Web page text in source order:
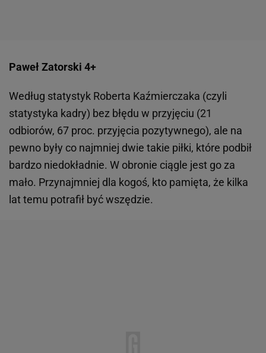
Paweł Zatorski 4+
Według statystyk Roberta Kaźmierczaka (czyli
statystyka kadry) bez błędu w przyjęciu (21
odbiorów, 67 proc. przyjęcia pozytywnego), ale na
pewno były co najmniej dwie takie piłki, które podbił
bardzo niedokładnie. W obronie ciągle jest go za
mało. Przynajmniej dla kogoś, kto pamięta, że kilka
lat temu potrafił być wszędzie.